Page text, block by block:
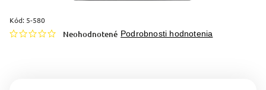
Kód: 5-580
Neohodnotené Podrobnosti hodnotenia